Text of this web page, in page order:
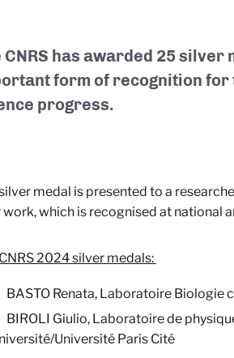
CNRS has awarded 25 silver
form of recognition for
progress.
medal is presented to a
work, which is recognised at national
2024 silver medals:
BASTO Renata, Laboratoire Biologie
BIROLI Giulio, Laboratoire de
Université Paris Cité